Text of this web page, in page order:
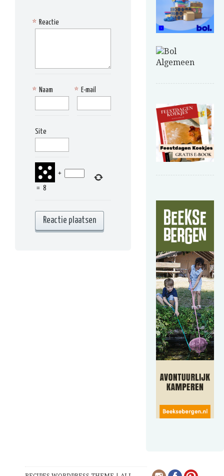
Reactie
*
Naam
* E-mail
*
Site
+
= 8